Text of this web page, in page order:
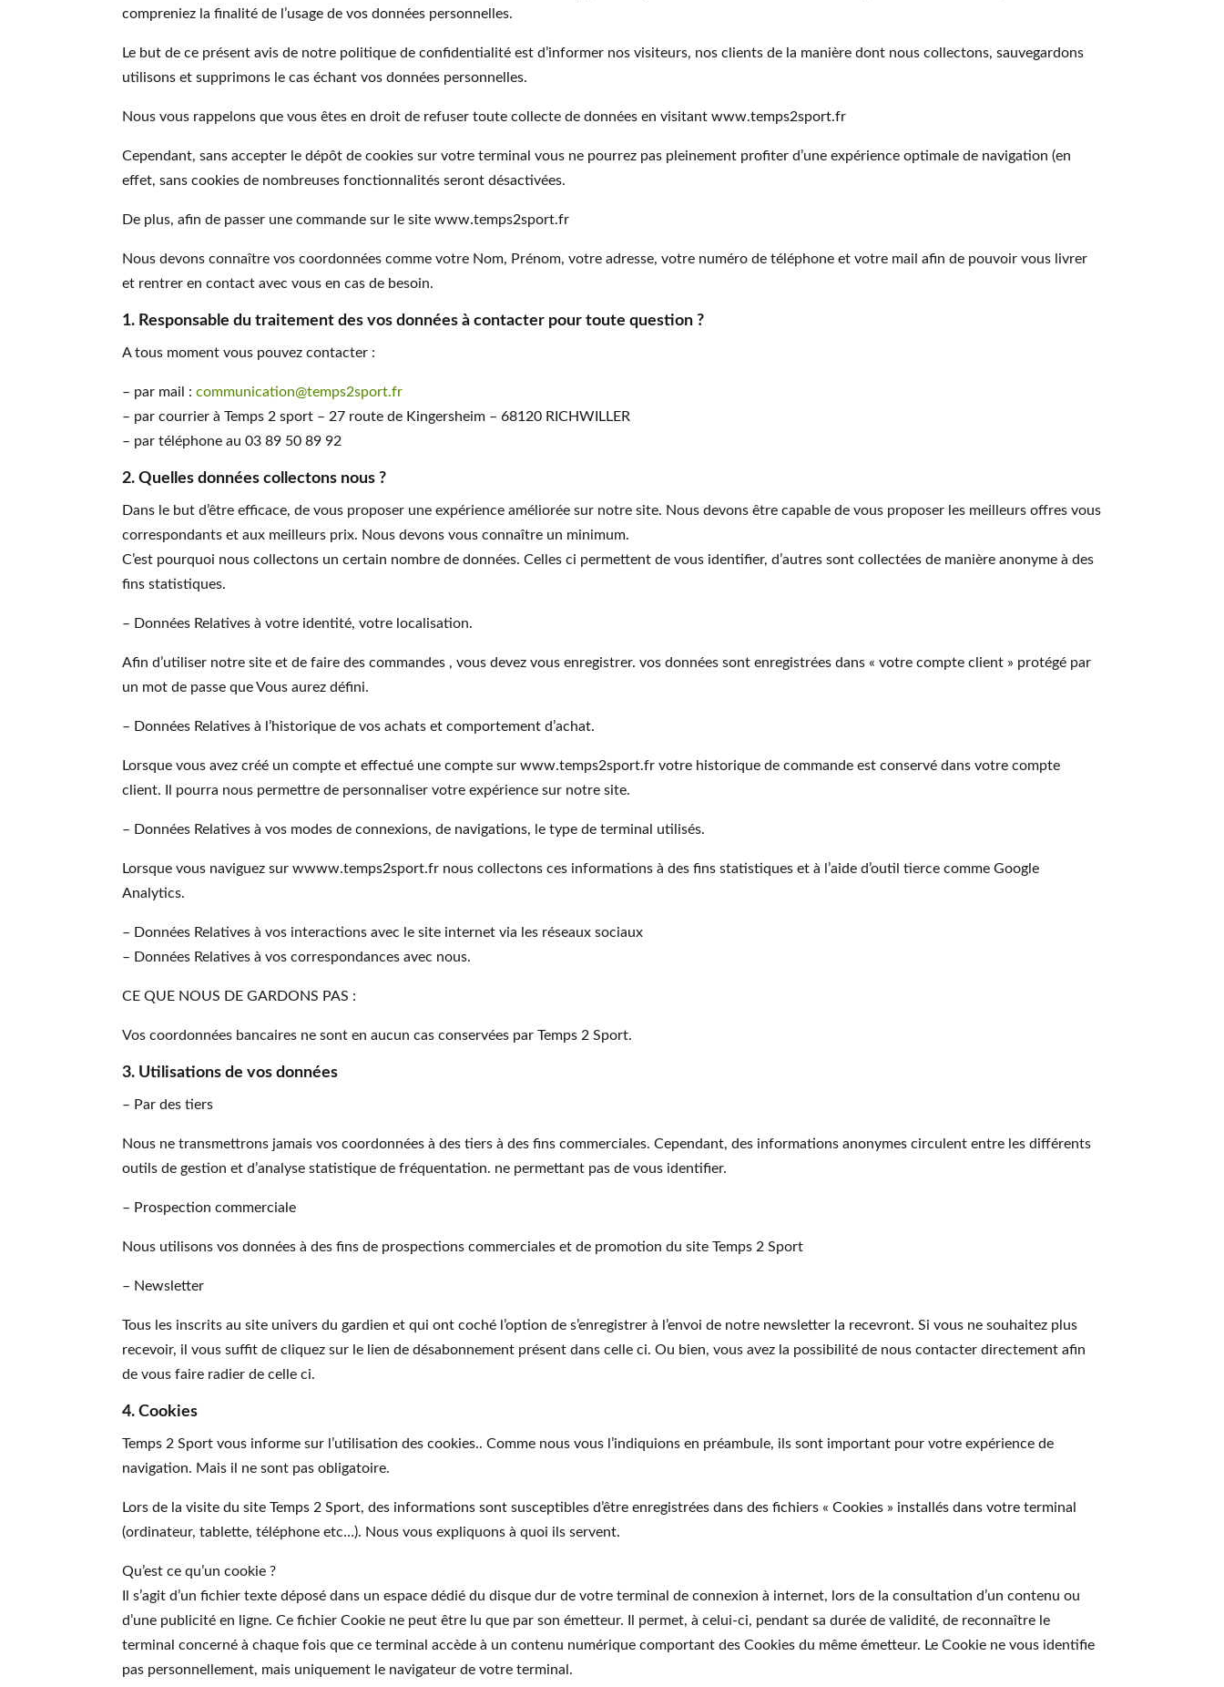
compreniez la finalité de l’usage de vos données personnelles.
Le but de ce présent avis de notre politique de confidentialité est d’informer nos visiteurs, nos clients de la manière dont nous collectons, sauvegardons
utilisons et supprimons le cas échant vos données personnelles.
Nous vous rappelons que vous êtes en droit de refuser toute collecte de données en visitant www.temps2sport.fr
Cependant, sans accepter le dépôt de cookies sur votre terminal vous ne pourrez pas pleinement profiter d’une expérience optimale de navigation (en
effet, sans cookies de nombreuses fonctionnalités seront désactivées.
De plus, afin de passer une commande sur le site www.temps2sport.fr
Nous devons connaître vos coordonnées comme votre Nom, Prénom, votre adresse, votre numéro de téléphone et votre mail afin de pouvoir vous livrer
et rentrer en contact avec vous en cas de besoin.
1. Responsable du traitement des vos données à contacter pour toute question ?
A tous moment vous pouvez contacter :
– par mail :communication@temps2sport.fr
– par courrier à Temps 2 sport – 27 route de Kingersheim – 68120 RICHWILLER
– par téléphone au 03 89 50 89 92
2. Quelles données collectons nous ?
Dans le but d’être efficace, de vous proposer une expérience améliorée sur notre site. Nous devons être capable de vous proposer les meilleurs offres vous
correspondants et aux meilleurs prix. Nous devons vous connaître un minimum.
C’est pourquoi nous collectons un certain nombre de données. Celles ci permettent de vous identifier, d’autres sont collectées de manière anonyme à des
fins statistiques.
– Données Relatives à votre identité, votre localisation.
Afin d’utiliser notre site et de faire des commandes , vous devez vous enregistrer. vos données sont enregistrées dans « votre compte client » protégé par
un mot de passe que Vous aurez défini.
– Données Relatives à l’historique de vos achats et comportement d’achat.
Lorsque vous avez créé un compte et effectué une compte sur www.temps2sport.fr votre historique de commande est conservé dans votre compte
client. Il pourra nous permettre de personnaliser votre expérience sur notre site.
– Données Relatives à vos modes de connexions, de navigations, le type de terminal utilisés.
Lorsque vous naviguez sur wwww.temps2sport.fr nous collectons ces informations à des fins statistiques et à l’aide d’outil tierce comme Google
Analytics.
– Données Relatives à vos interactions avec le site internet via les réseaux sociaux
– Données Relatives à vos correspondances avec nous.
CE QUE NOUS DE GARDONS PAS :
Vos coordonnées bancaires ne sont en aucun cas conservées par Temps 2 Sport.
3. Utilisations de vos données
– Par des tiers
Nous ne transmettrons jamais vos coordonnées à des tiers à des fins commerciales. Cependant, des informations anonymes circulent entre les différents
outils de gestion et d’analyse statistique de fréquentation. ne permettant pas de vous identifier.
– Prospection commerciale
Nous utilisons vos données à des fins de prospections commerciales et de promotion du site Temps 2 Sport
– Newsletter
Tous les inscrits au site univers du gardien et qui ont coché l’option de s’enregistrer à l’envoi de notre newsletter la recevront. Si vous ne souhaitez plus
recevoir, il vous suffit de cliquez sur le lien de désabonnement présent dans celle ci. Ou bien, vous avez la possibilité de nous contacter directement afin
de vous faire radier de celle ci.
4. Cookies
Temps 2 Sport vous informe sur l’utilisation des cookies.. Comme nous vous l’indiquions en préambule, ils sont important pour votre expérience de
navigation. Mais il ne sont pas obligatoire.
Lors de la visite du site Temps 2 Sport, des informations sont susceptibles d’être enregistrées dans des fichiers « Cookies » installés dans votre terminal
(ordinateur, tablette, téléphone etc…). Nous vous expliquons à quoi ils servent.
Qu’est ce qu’un cookie ?
Il s’agit d’un fichier texte déposé dans un espace dédié du disque dur de votre terminal de connexion à internet, lors de la consultation d’un contenu ou
d’une publicité en ligne. Ce fichier Cookie ne peut être lu que par son émetteur. Il permet, à celui-ci, pendant sa durée de validité, de reconnaître le
terminal concerné à chaque fois que ce terminal accède à un contenu numérique comportant des Cookies du même émetteur. Le Cookie ne vous identifie
pas personnellement, mais uniquement le navigateur de votre terminal.